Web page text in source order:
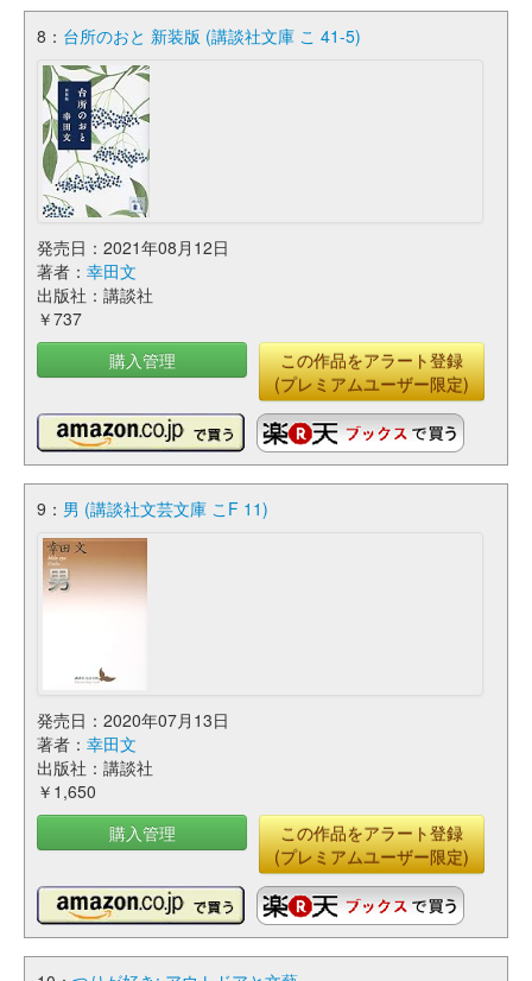
8： 台所のおと 新装版 (講談社文庫 こ 41-5)
発売日：2021年08月12日
著者： 幸田文
出版社：講談社
￥737
購入管理
この作品をアラート登録
(プレミアムユーザー限定)
9： 男 (講談社文芸文庫 こF 11)
発売日：2020年07月13日
著者： 幸田文
出版社：講談社
￥1,650
購入管理
この作品をアラート登録
(プレミアムユーザー限定)